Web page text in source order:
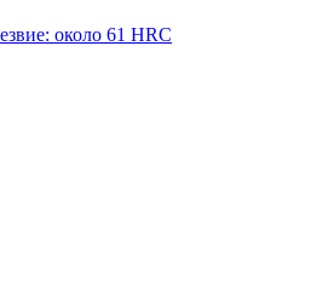
около 61 HRC